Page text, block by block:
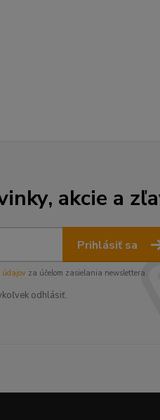
akcie a
Prihlásiť sa
údajovza účelom zasielania newslettera.
odhlásiť.